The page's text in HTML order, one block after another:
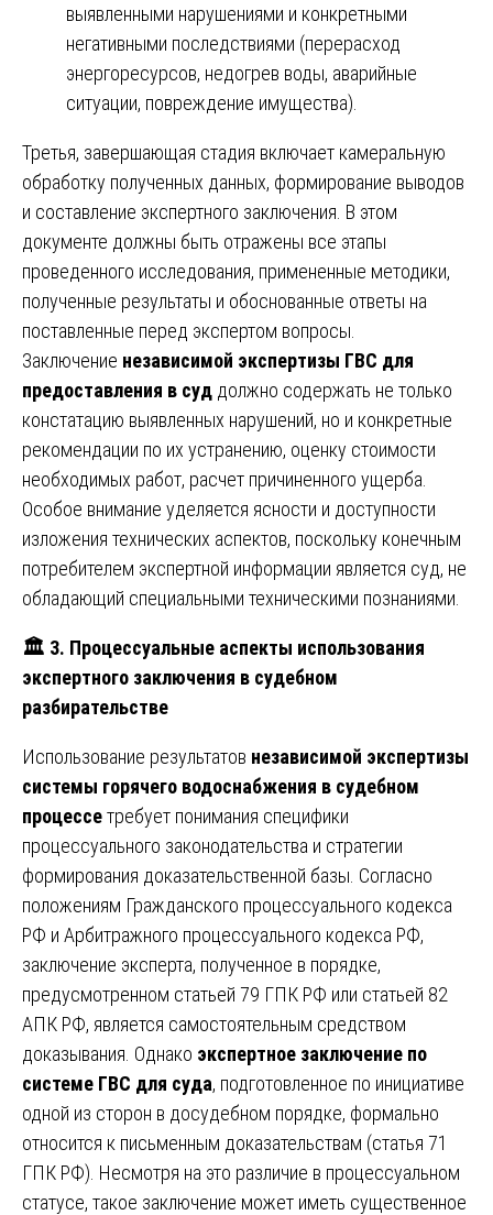
выявленными нарушениями и конкретными
негативными последствиями (перерасход
энергоресурсов, недогрев воды, аварийные
ситуации, повреждение имущества).
Третья, завершающая стадия включает камеральную
обработку полученных данных, формирование выводов
и составление экспертного заключения. В этом
документе должны быть отражены все этапы
проведенного исследования, примененные методики,
полученные результаты и обоснованные ответы на
поставленные перед экспертом вопросы.
Заключение независимой экспертизы ГВС для
предоставления в суд должно содержать не только
констатацию выявленных нарушений, но и конкретные
рекомендации по их устранению, оценку стоимости
необходимых работ, расчет причиненного ущерба.
Особое внимание уделяется ясности и доступности
изложения технических аспектов, поскольку конечным
потребителем экспертной информации является суд, не
обладающий специальными техническими познаниями.
🏛 ️ 3. Процессуальные аспекты использования
экспертного заключения в судебном
разбирательстве
Использование результатов независимой экспертизы
системы горячего водоснабжения в судебном
процессетребует понимания специфики
процессуального законодательства и стратегии
формирования доказательственной базы. Согласно
положениям Гражданского процессуального кодекса
РФ и Арбитражного процессуального кодекса РФ,
заключение эксперта, полученное в порядке,
предусмотренном статьей 79 ГПК РФ или статьей 82
АПК РФ, является самостоятельным средством
доказывания. Однако экспертное заключение по
системе ГВС для суда, подготовленное по инициативе
одной из сторон в досудебном порядке, формально
относится к письменным доказательствам (статья 71
ГПК РФ). Несмотря на это различие в процессуальном
статусе, такое заключение может иметь существенное